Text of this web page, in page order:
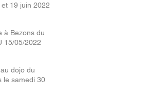
19 juin 2022
à Bezons du
15/05/2022
dojo du
le samedi 30